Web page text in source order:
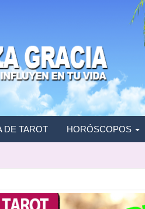
DE TAROT HORÓSCOPOS